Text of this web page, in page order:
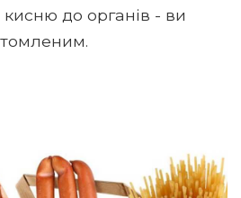
до органів - ви